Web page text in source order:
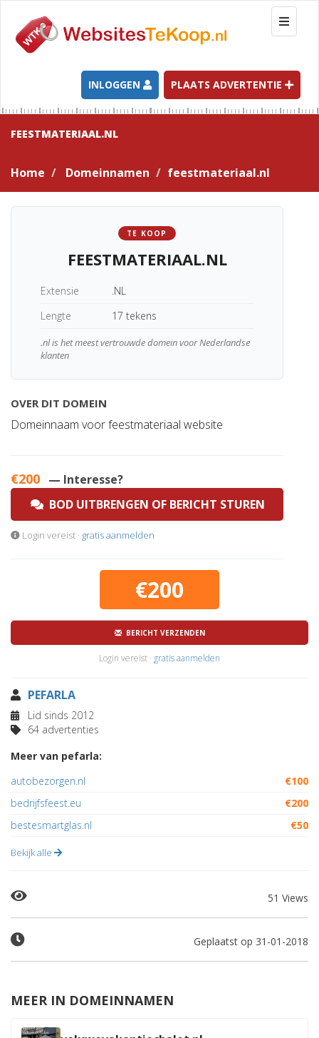
T
o
g
l
e
n
a
t
INLOGGEN PLAATS ADVERTENTIE
FEESTMATERIAAL.NL
Home Domeinnamen feestmateriaal.nl
TE KOOP
FEESTMATERIAAL.NL
Extensie
.NL
Lengte
17 tekens
.nl is het meest vertrouwde domein voor Nederlandse
klanten
OVER DIT DOMEIN
Domeinnaam voor feestmateriaal website
€200 — Interesse?
BOD UITBRENGEN OF BERICHT STUREN
Login vereist · gratis aanmelden
€200
BERICHT VERZENDEN
Login vereist · gratis aanmelden
PEFARLA
Lid sinds 2012
64 advertenties
Meer van pefarla:
autobezorgen.nl
€100
bedrijfsfeest.eu
€200
bestesmartglas.nl
€50
Bekijk alle
51 Views
Geplaatst op 31-01-2018
MEER IN DOMEINNAMEN